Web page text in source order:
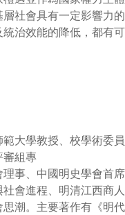
社會具有一定影響力
治效能的降低，都有可
大學教授、校學術委
組專
事、中國明史學會首
會進程、明清江西商
潮。主要著作有《明